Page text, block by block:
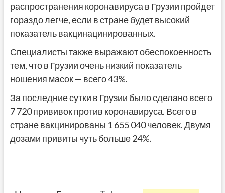
распространения коронавируса в Грузии пройдет
гораздо легче, если в стране будет высокий
показатель вакцинацинированных.
Специалисты также выражают обеспокоенность
тем, что в Грузии очень низкий показатель
ношения масок — всего 43%.
За последние сутки в Грузии было сделано всего
7 720 прививок против коронавируса. Всего в
стране вакцинированы 1 655 040 человек. Двумя
дозами привиты чуть больше 24%.